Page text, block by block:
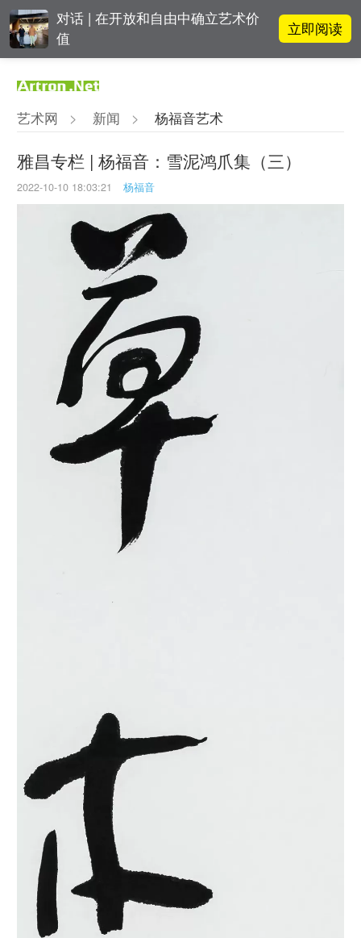
对话 | 在开放和自由中确立艺术价
值
立即阅读
为策展式艺术商业综合体？
李铁夫冯钢百领衔 作为群体的早期
粤籍留美艺术家
张瀚文：以物质媒介具象化精神世
界
立即阅读
艺术网 > 新闻 > 杨福音艺术
雅昌专栏 | 杨福音：雪泥鸿爪集（三）
2022-10-10 18:03:21 杨福音